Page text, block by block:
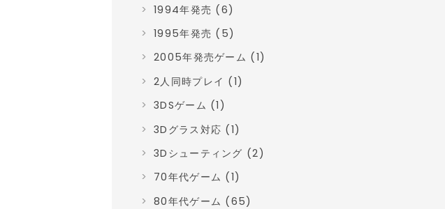
1994年発売 (6)
1995年発売 (5)
2005年発売ゲーム (1)
2人同時プレイ (1)
3DSゲーム (1)
3Dグラス対応 (1)
3Dシューティング (2)
70年代ゲーム (1)
80年代ゲーム (65)